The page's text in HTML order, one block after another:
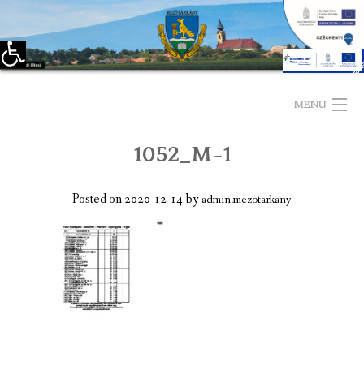
Eszköztár megnyitása
MENU
TELEPÜLÉSÜNKRŐL
LÁTNIVALÓK
KAPCSOLAT
ÖNKORMÁNYZAT
1052_M~1
Posted on2020-12-14byadmin.mezotarkany